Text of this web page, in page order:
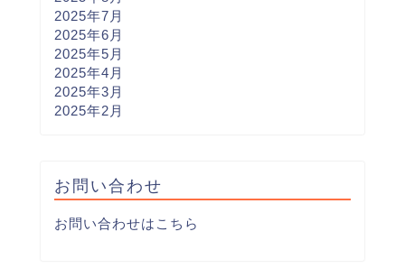
2025年7月
2025年6月
2025年5月
2025年4月
2025年3月
2025年2月
お問い合わせ
お問い合わせはこちら